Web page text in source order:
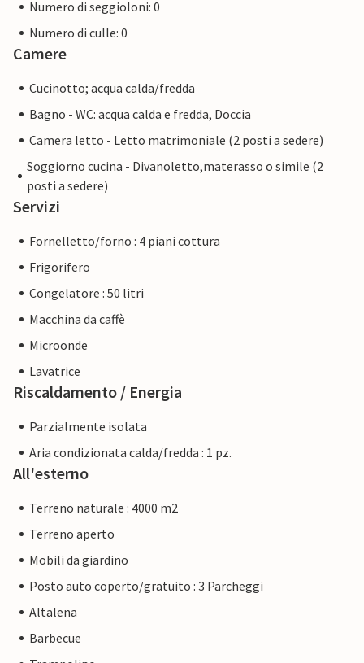
Numero di seggioloni: 0
Numero di culle: 0
Camere
Cucinotto; acqua calda/fredda
Bagno - WC: acqua calda e fredda, Doccia
Camera letto - Letto matrimoniale (2 posti a sedere)
Soggiorno cucina - Divanoletto,materasso o simile (2
posti a sedere)
Servizi
Fornelletto/forno : 4 piani cottura
Frigorifero
Congelatore : 50 litri
Macchina da caffè
Microonde
Lavatrice
Riscaldamento / Energia
Parzialmente isolata
Aria condizionata calda/fredda : 1 pz.
All'esterno
Terreno naturale : 4000 m2
Terreno aperto
Mobili da giardino
Posto auto coperto/gratuito : 3 Parcheggi
Altalena
Barbecue